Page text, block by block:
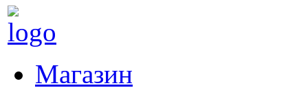
Магазин